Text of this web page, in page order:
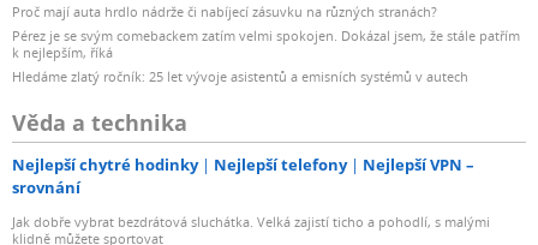
Proč mají auta hrdlo nádrže či nabíjecí zásuvku na různých stranách?
Pérez je se svým comebackem zatím velmi spokojen. Dokázal jsem, že stále patřím
k nejlepším, říká
Hledáme zlatý ročník: 25 let vývoje asistentů a emisních systémů v autech
Věda a technika
Nejlepší chytré hodinky Nejlepší telefony
Nejlepší VPN –
srovnání
Jak dobře vybrat bezdrátová sluchátka. Velká zajistí ticho a pohodlí, s malými
klidně můžete sportovat